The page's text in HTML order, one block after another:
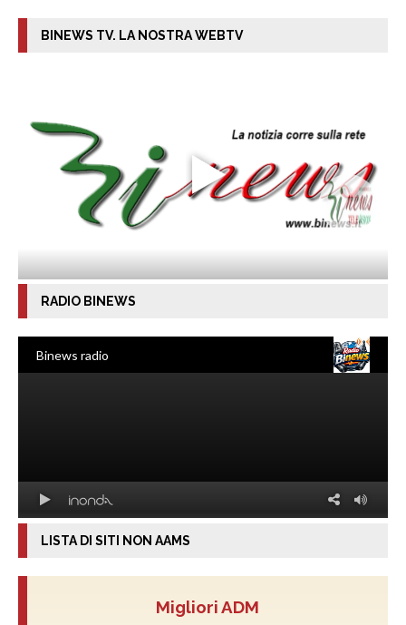
BINEWS TV. LA NOSTRA WEBTV
RADIO BINEWS
LISTA DI SITI NON AAMS
Migliori ADM